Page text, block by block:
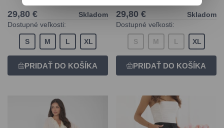
29,80 €
Skladom
Dostupné veľkosti:
S M L XL
29,80 €
Skladom
Dostupné veľkosti:
S M L XL